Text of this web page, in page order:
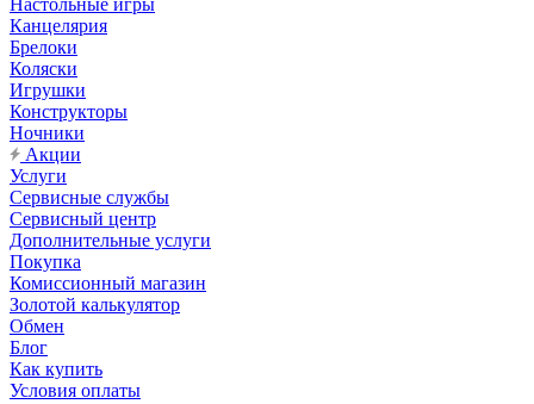
Настольные игры
Канцелярия
Брелоки
Коляски
Игрушки
Конструкторы
Ночники
Акции
Услуги
Сервисные службы
Сервисный центр
Дополнительные услуги
Покупка
Комиссионный магазин
Золотой калькулятор
Обмен
Блог
Как купить
Условия оплаты